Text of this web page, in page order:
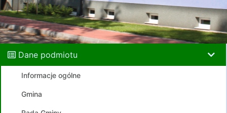
Dane podmiotu
Informacje ogólne
Gmina